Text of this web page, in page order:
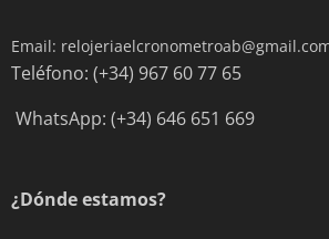
Email:
Teléfono: (+34) 967 60 77 65
WhatsApp: (+34) 646 651 669
¿Dónde estamos?